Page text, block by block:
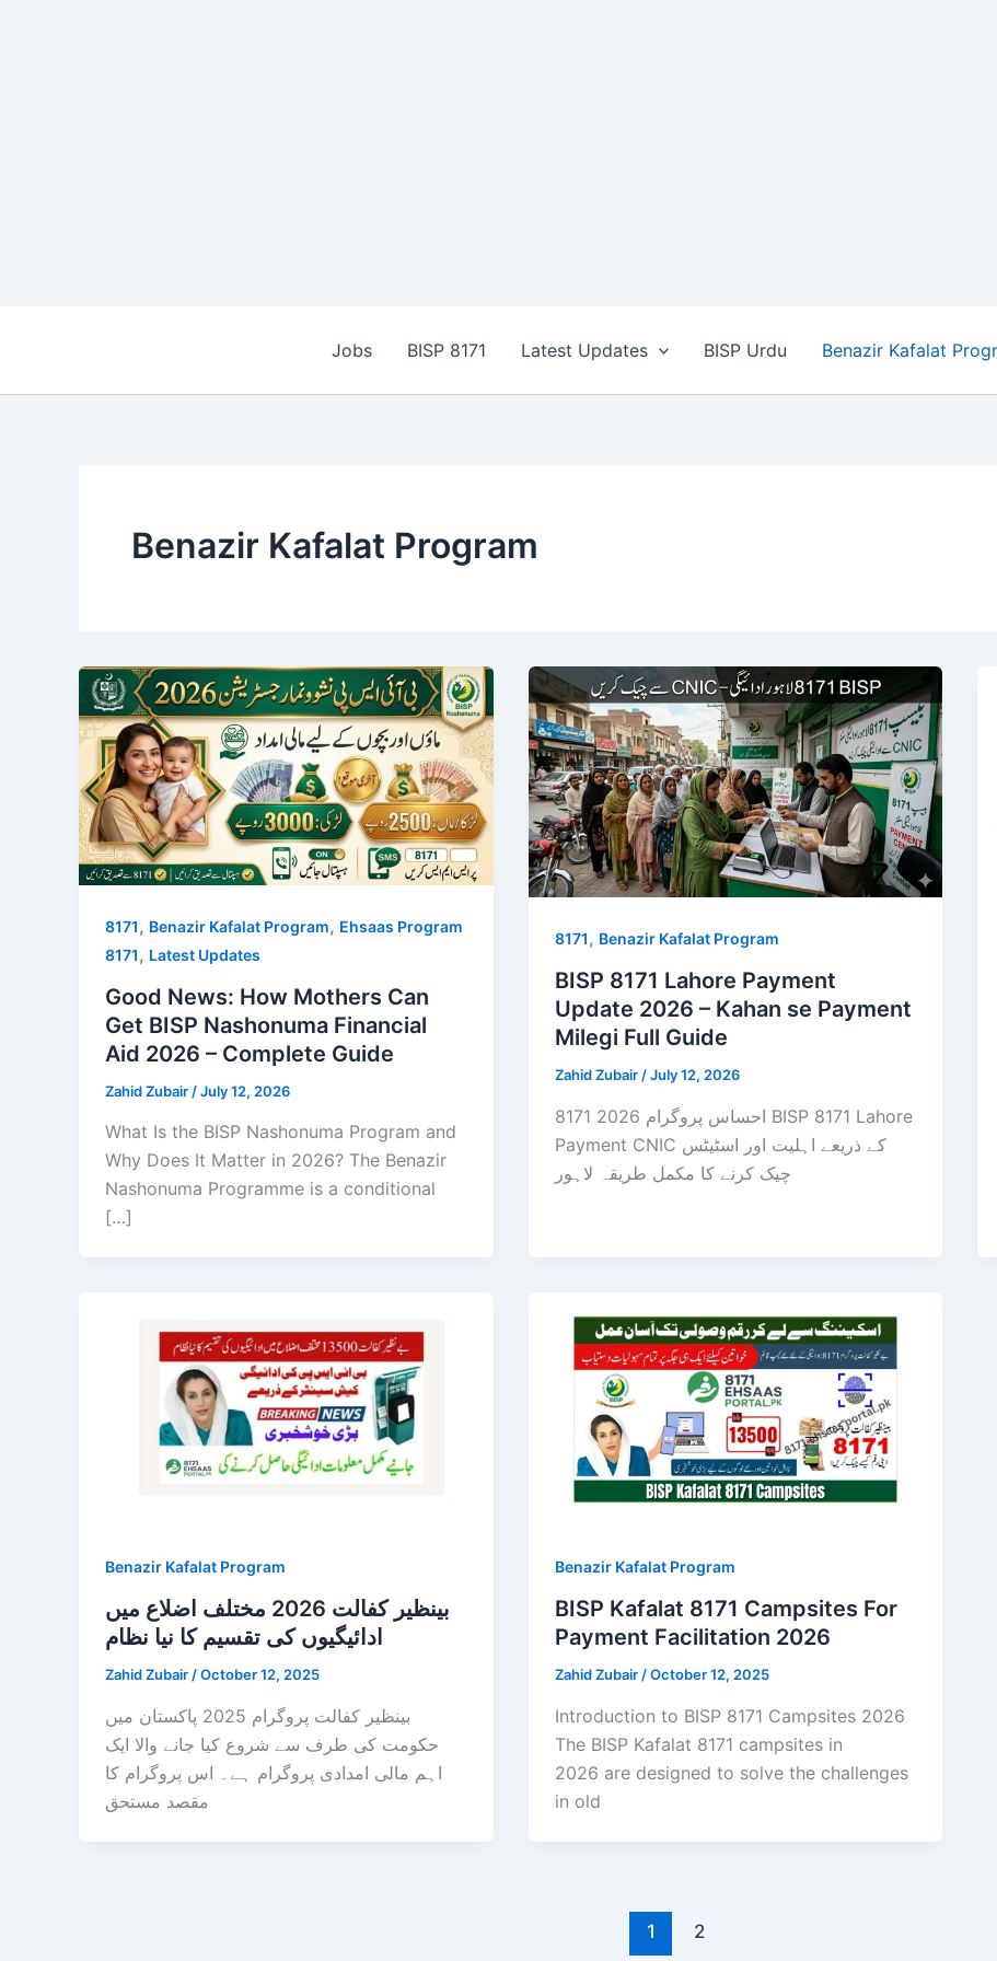
Jobs BISP 8171 Latest Updates BISP Urdu Benazir Kafalat
Benazir Kafalat Program
8171, Benazir Kafalat Program, Ehsaas Program
8171, Latest Updates
Good News: How Mothers Can
Get BISP Nashonuma Financial
Aid 2026 – Complete Guide
Zahid Zubair /July 12, 2026
What Is the BISP Nashonuma Program and
Why Does It Matter in 2026? The Benazir
Nashonuma Programme is a conditional
[…]
8171, Benazir Kafalat Program
BISP 8171 Lahore Payment
Update 2026 – Kahan se Payment
Milegi Full Guide
Zahid Zubair /July 12, 2026
8171 احساس پروگرام 2026 BISP 8171 Lahore
Payment CNIC کے ذریعے اہلیت اور اسٹیٹس
چیک کرنے کا مکمل طریقہ لاہور
Benazir Kafalat Program
بینظیر کفالت 2026 مختلف اضلاع میں
ادائیگیوں کی تقسیم کا نیا نظام
Zahid Zubair /October 12, 2025
بینظیر کفالت پروگرام 2025 پاکستان میں
حکومت کی طرف سے شروع کیا جانے والا ایک
اہم مالی امدادی پروگرام ہے۔ اس پروگرام کا
مقصد مستحق
Benazir Kafalat Program
BISP Kafalat 8171 Campsites For
Payment Facilitation 2026
Zahid Zubair /October 12, 2025
Introduction to BISP 8171 Campsites 2026
The BISP Kafalat 8171 campsites in
2026 are designed to solve the challenges
in old
1 2